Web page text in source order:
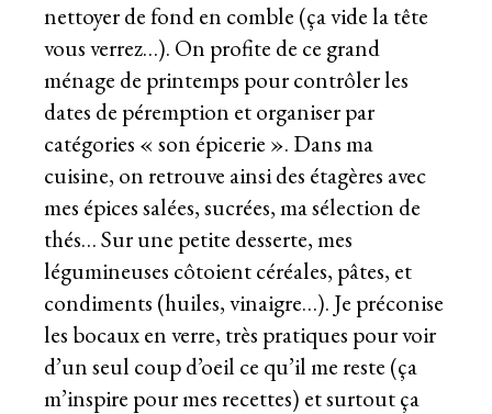
nettoyer de fond en comble (ça vide la tête
vous verrez…). On profite de ce grand
ménage de printemps pour contrôler les
dates de péremption et organiser par
catégories « son épicerie ». Dans ma
cuisine, on retrouve ainsi des étagères avec
mes épices salées, sucrées, ma sélection de
thés… Sur une petite desserte, mes
légumineuses côtoient céréales, pâtes, et
condiments (huiles, vinaigre…). Je préconise
les bocaux en verre, très pratiques pour voir
d’un seul coup d’oeil ce qu’il me reste (ça
m’inspire pour mes recettes) et surtout ça